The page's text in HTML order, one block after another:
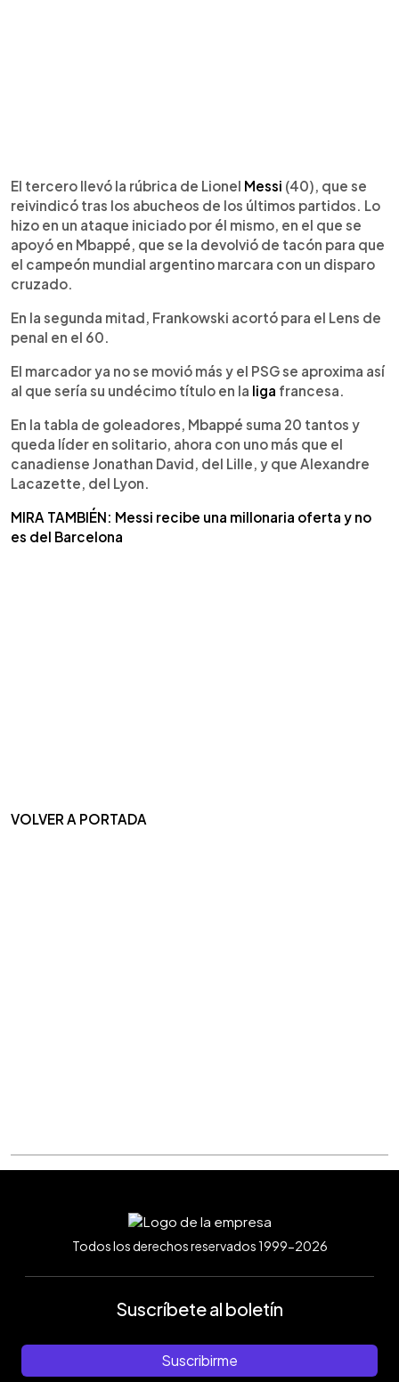
El tercero llevó la rúbrica de Lionel Messi (40), que se
reivindicó tras los abucheos de los últimos partidos. Lo
hizo en un ataque iniciado por él mismo, en el que se
apoyó en Mbappé, que se la devolvió de tacón para que
el campeón mundial argentino marcara con un disparo
cruzado.
En la segunda mitad, Frankowski acortó para el Lens de
penal en el 60.
El marcador ya no se movió más y el PSG se aproxima así
al que sería su undécimo título en la liga francesa.
En la tabla de goleadores, Mbappé suma 20 tantos y
queda líder en solitario, ahora con uno más que el
canadiense Jonathan David, del Lille, y que Alexandre
Lacazette, del Lyon.
MIRA TAMBIÉN: Messi recibe una millonaria oferta y no
es del Barcelona
VOLVER A PORTADA
Todos los derechos reservados 1999-2026
Suscríbete al boletín
Suscribirme